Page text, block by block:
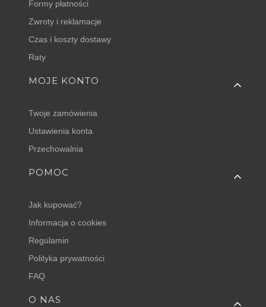
Formy płatności
Zwroty i reklamacje
Czas i koszty dostawy
Raty
MOJE KONTO
Twoje zamówienia
Ustawienia konta
Przechowalnia
POMOC
Jak kupować?
Informacja o cookies
Regulamin
Polityka prywatności
FAQ
O NAS